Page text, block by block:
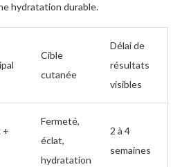
hydratation durable.
Cible
cutanée
Délai de
résultats
visibles
+
Fermeté,
éclat,
hydratation
2 à 4
semaines